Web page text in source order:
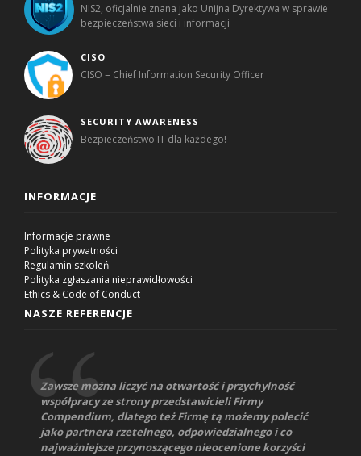
NIS2, oficjalnie znana jako Unijna Dyrektywa w sprawie
bezpieczeństwa sieci i informacji
CISO
CISO = Chief Information Security Officer
SECURITY AWARENESS
Bezpieczeństwo IT dla każdego!
INFORMACJE
Informacje prawne
Polityka prywatności
Regulamin szkoleń
Polityka zgłaszania nieprawidłowości
Ethics & Code of Conduct
NASZE REFERENCJE
Zawsze można liczyć na otwartość i przychylność
współpracy ze strony przedstawicieli Firmy
Compendium, dlatego też Firmę tą możemy polecić
jako partnera rzetelnego, odpowiedzialnego i co
najważniejsze przynoszącego nieocenione korzyści